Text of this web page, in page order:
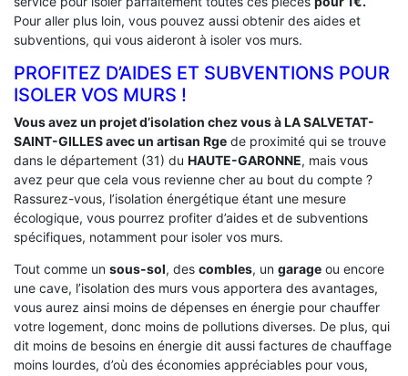
Pour aller plus loin, vous pouvez aussi obtenir des aides et
subventions, qui vous aideront à isoler vos murs.
PROFITEZ D’AIDES ET SUBVENTIONS POUR
ISOLER VOS MURS !
Vous avez un projet d’isolation chez vous à LA SALVETAT-
SAINT-GILLES avec un artisan Rge de proximité qui se trouve
dans le département (31) du HAUTE-GARONNE, mais vous
avez peur que cela vous revienne cher au bout du compte ?
Rassurez-vous, l’isolation énergétique étant une mesure
écologique, vous pourrez profiter d’aides et de subventions
spécifiques, notamment pour isoler vos murs.
Tout comme un sous-sol, des combles, un garage ou encore
une cave, l’isolation des murs vous apportera des avantages,
vous aurez ainsi moins de dépenses en énergie pour chauffer
votre logement, donc moins de pollutions diverses. De plus, qui
dit moins de besoins en énergie dit aussi factures de chauffage
moins lourdes, d’où des économies appréciables pour vous,